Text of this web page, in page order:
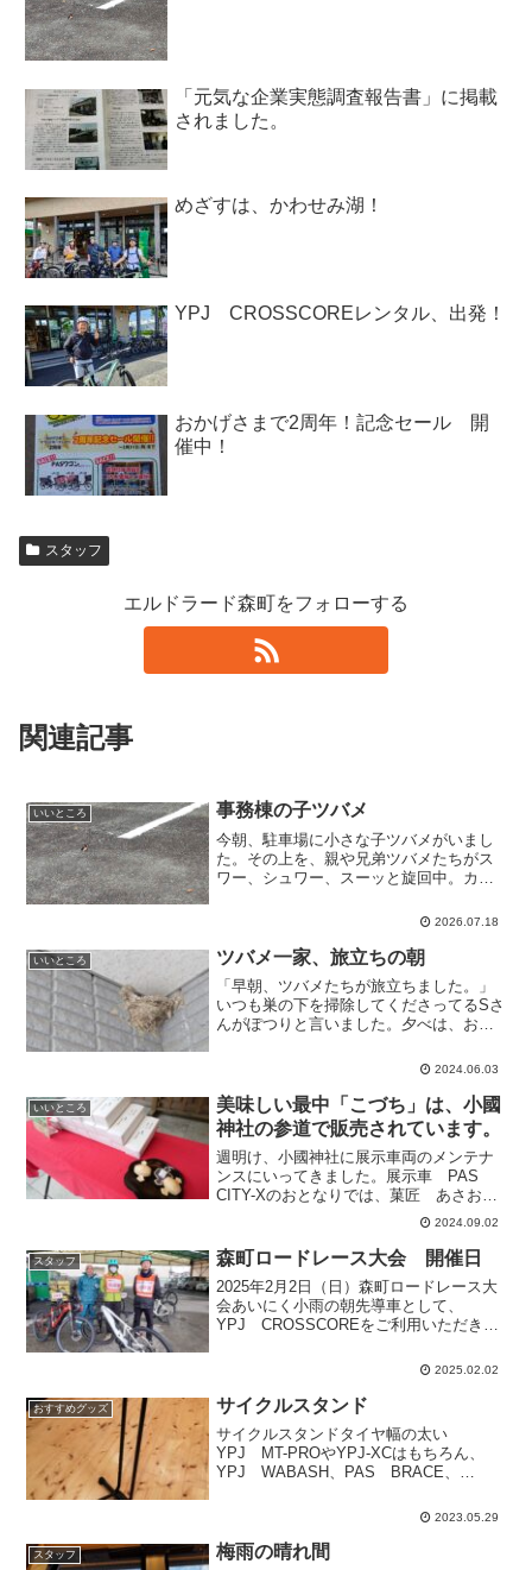
「元気な企業実態調査報告書」に掲載
されました。
めざすは、かわせみ湖！
YPJ CROSSCOREレンタル、出発！
おかげさまで2周年！記念セール 開
催中！
スタッフ
エルドラード森町をフォローする
関連記事
いいところ 事務棟の子ツバメ
今朝、駐車場に小さな子ツバメがいまし
た。その上を、親や兄弟ツバメたちがス
ワー、シュワー、スーッと旋回中。カラ
ろうとちょっと近づいたら飛び立ちまし
みんな巣立ったようです。...
2026.07.18
いいところ ツバメ一家、旅立ちの朝
「早朝、ツバメたちが旅立ちました。」
いつも巣の下を掃除してくださってるSさ
んがぽつりと言いました。夕べは、おし
て寝てたのに。その日は突然やってきま
2024.06.03
いいところ
美味しい最中「こづち」は、小國
神社の参道で販売されています。
週明け、小國神社に展示車両のメンテナ
ンスにいってきました。展示車 PAS
CITY-Xのおとなりでは、菓匠 あさお
か スタッフさんが新銘菓「こづち（小
槌）」を出張販売されていました。小國
神社にゆかりの打ち出の小槌を模した、
美味しい最中です。...
2024.09.02
スタッフ 森町ロードレース大会 開催日
2025年2月2日（日）森町ロードレース大
会あいにく小雨の朝先導車として、
YPJ CROSSCOREをご利用いただきま
の通りは、参加ランナーのみなさんが
をさして歩いてい...
2025.02.02
おすすめグッズ サイクルスタンド
サイクルスタンドタイヤ幅の太い
YPJ MT-PROやYPJ-XCはもちろん、
YPJ WABASH、PAS BRACE、
配送時に便利です。サイクルスタンド店
2023.05.29
スタッフ 梅雨の晴れ間